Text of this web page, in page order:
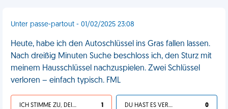
Unter passe-partout - 01/02/2025 23:08
Heute, habe ich den Autoschlüssel ins Gras fallen lassen.
Nach dreißig Minuten Suche beschloss ich, den Sturz mit
meinem Hausschlüssel nachzuspielen. Zwei Schlüssel
verloren – einfach typisch. FML
ICH STIMME ZU, DEIN LEBEN IST SCHEISSE 1 DU HAST ES VERDIENT 0